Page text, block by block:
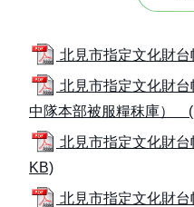
北見市指定文化財
北見市指定文化財
中隊本部被服糧秣庫）
北見市指定文化財
KB)
北見市指定文化財